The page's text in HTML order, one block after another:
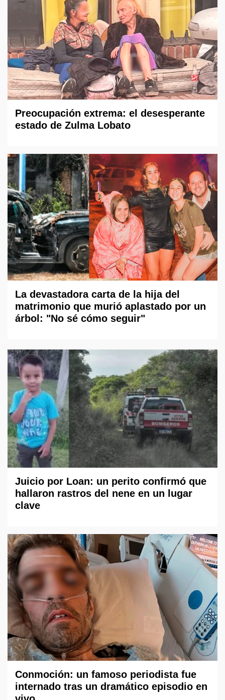
Preocupación extrema: el desesperante
estado de Zulma Lobato
La devastadora carta de la hija del
matrimonio que murió aplastado por un
árbol: "No sé cómo seguir"
Juicio por Loan: un perito confirmó que
hallaron rastros del nene en un lugar
clave
Conmoción: un famoso periodista fue
internado tras un dramático episodio en